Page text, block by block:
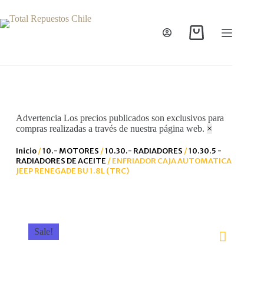
Advertencia Los precios publicados son exclusivos para
compras realizadas a través de nuestra página web. ×
Inicio/10.- MOTORES /10.30.- RADIADORES /10.30.5 -
RADIADORES DE ACEITE/ ENFRIADOR CAJA AUTOMATICA
JEEP RENEGADE BU 1.8L (TRC)
Sale!